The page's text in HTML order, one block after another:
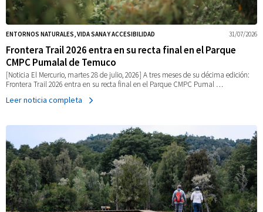
el
cerro
Manquehue
31/07/2026
ENTORNOS NATURALES, VIDA SANA Y ACCESIBILIDAD
Frontera Trail 2026 entra en su recta final en el Parque
CMPC Pumalal de Temuco
[Noticia El Mercurio, martes 28 de julio, 2026] A tres meses de su décima edición:
Frontera Trail 2026 entra en su recta final en el Parque CMPC Pumal …
Leer noticia completa